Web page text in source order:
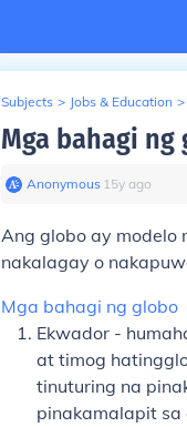
Subjects > Jobs & Education >
Mga bahagi
Anonymous∙ 15y ago
Ang globo ay modelo
nakalagay o
Mga bahagi ng globo
Ekwador -
at timog
tinuturing na
pinakamalapit